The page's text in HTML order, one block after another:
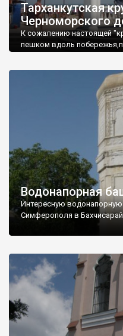
Тарханкутская
Черноморского
К сожалению настоящей
пешком вдоль
Водонапорная
Интересную
Симферополя в